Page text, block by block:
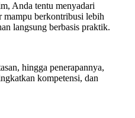
Anda tentu menyadari
mampu berkontribusi lebih
langsung berbasis praktik.
hingga penerapannya,
kompetensi, dan